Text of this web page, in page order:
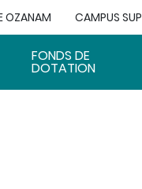
OZANAM CAMPUS SUP
FONDS DE
DOTATION